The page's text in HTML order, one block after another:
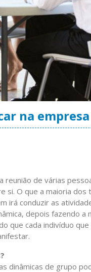
na empresa
de várias
si. O que a maioria
irá conduzir as
depois fazendo a
que cada indivíduo
dinâmicas de grupo